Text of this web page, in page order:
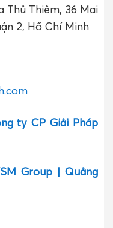
Thủ Thiêm, 36 Mai
2, Hồ Chí Minh
ty CP Giải Pháp
Group | Quảng